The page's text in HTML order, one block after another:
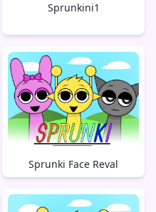
Sprunkini1
Sprunki Face Reval